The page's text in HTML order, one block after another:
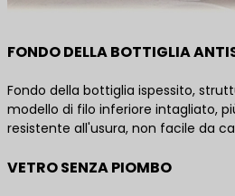
FONDO DELLA BOTTIGLIA
Fondo della bottiglia ispessito,
modello di filo inferiore intagliato,
resistente all'usura, non facile da
VETRO SENZA PIOMBO